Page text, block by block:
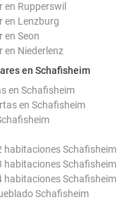
en Rupperswil
en Lenzburg
en Seon
en Niederlenz
en Schafisheim
en Schafisheim
en Schafisheim
habitaciones Schafisheim
habitaciones Schafisheim
habitaciones Schafisheim
Schafisheim